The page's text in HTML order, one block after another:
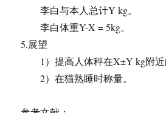
李白与本人总计Y kg。
李白体重Y-X = 5kg。
5.展望
1）提高人体秤在X±Y kg附近
2）在猫熟睡时称量。